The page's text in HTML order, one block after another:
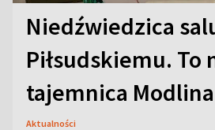
Niedźwiedzica
Piłsudskiemu. To
tajemnica Modlina
Aktualności